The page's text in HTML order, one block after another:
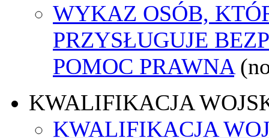
WYKAZ OSÓB,
PRZYSŁUGUJE
POMOC PRAWNA
KWALIFIKACJA
KWALIFIKACJA